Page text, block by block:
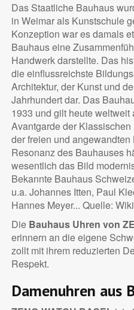
Das Staatliche Bauhaus
in Weimar als Kunstschule
Konzeption war es damals
Bauhaus eine
Handwerk darstellte. Das
die einflussreichste
Architektur, der Kunst und
Jahrhundert dar. Das
1933 und gilt heute weltweit
Avantgarde der
der freien und
Resonanz des Bauhauses
wesentlich das Bild
Bekannte Bauhaus
u.a. Johannes Itten, Paul
Hannes Meyer... Quelle:
Die Bauhaus Uhren von
erinnern an die eigene
zollt mit ihrem reduzierten
Respekt.
Damenuhren aus